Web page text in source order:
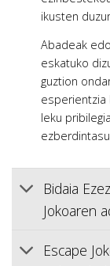
ikusten
Abadeak
eskatuko
guztion
esperientzia
leku
Bidaia
Jokoaren
Escape